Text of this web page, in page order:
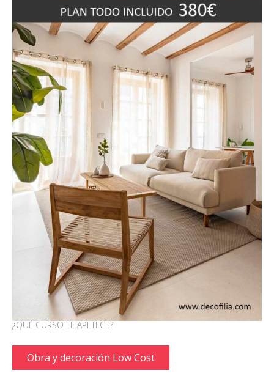
¿QUÉ CURSO TE APETECE?
Obra y decoración Low Cost